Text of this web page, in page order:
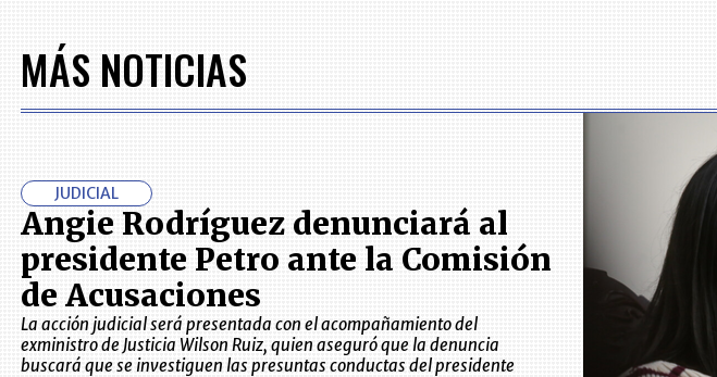
MÁS NOTICIAS
JUDICIAL
Angie Rodríguez denunciará al
presidente Petro ante la Comisión
de Acusaciones
La acción judicial será presentada con el acompañamiento del
exministro de Justicia Wilson Ruiz, quien aseguró que la denuncia
buscará que se investiguen las presuntas conductas del presidente